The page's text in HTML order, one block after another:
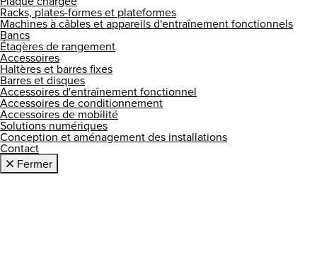
Racks, plates-formes et plateformes
Machines à câbles et appareils d'entraînement fonctionnels
Bancs
Étagères de rangement
Accessoires
Haltères et barres fixes
Barres et disques
Accessoires d'entraînement fonctionnel
Accessoires de conditionnement
Accessoires de mobilité
Solutions numériques
Conception et aménagement des installations
Contact
Fermer